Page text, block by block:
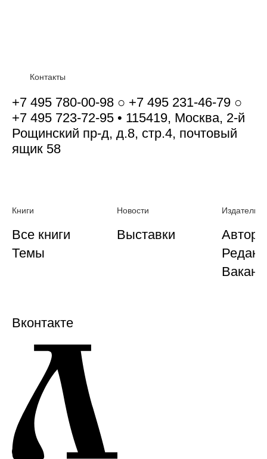
Контакты
+7 495 780-00-98 ○ +7 495 231-46-79 ○
+7 495 723-72-95 • 115419, Москва, 2-й
Рощинский пр-д, д.8, стр.4, почтовый
ящик 58
Книги
Все книги
Темы
Новости
Выставки
Вконтакте